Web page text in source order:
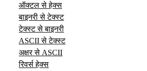
ऑक्टल से हेक्स
बाइनरी से टेक्स्ट
टेक्स्ट से बाइनरी
ASCII से टेक्स्ट
अक्षर से ASCII
रिवर्स हेक्स